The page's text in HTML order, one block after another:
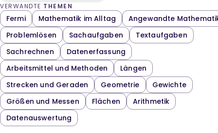
VERWANDTE THEMEN
Fermi Mathematik im Alltag
Angewandte
Problemlösen
Sachaufgaben
Textaufgaben
Sachrechnen
Datenerfassung
Arbeitsmittel und Methoden
Längen
Strecken und Geraden
Geometrie
Gewichte
Größen und Messen
Flächen
Arithmetik
Datenauswertung